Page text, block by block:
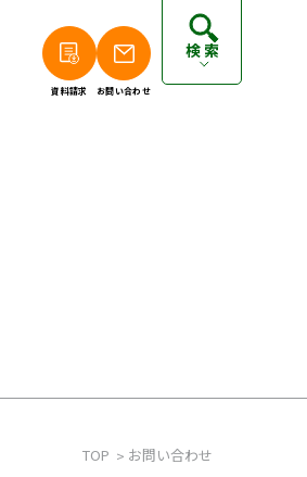
資料請求 お問い合わせ
検索
TOP お問い合わせ